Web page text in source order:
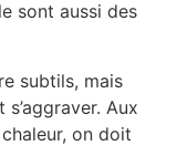
sont aussi des
subtils, mais
Aux
on doit